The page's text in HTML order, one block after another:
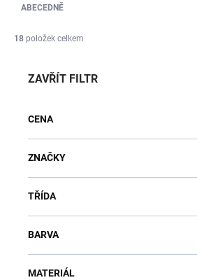
ABECEDNĚ
18 položek celkem
ZAVŘÍT FILTR
CENA
ZNAČKY
TŘÍDA
BARVA
MATERIÁL